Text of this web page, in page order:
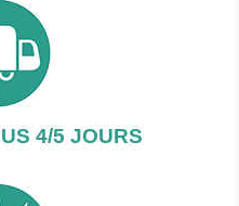
4/5 JOURS